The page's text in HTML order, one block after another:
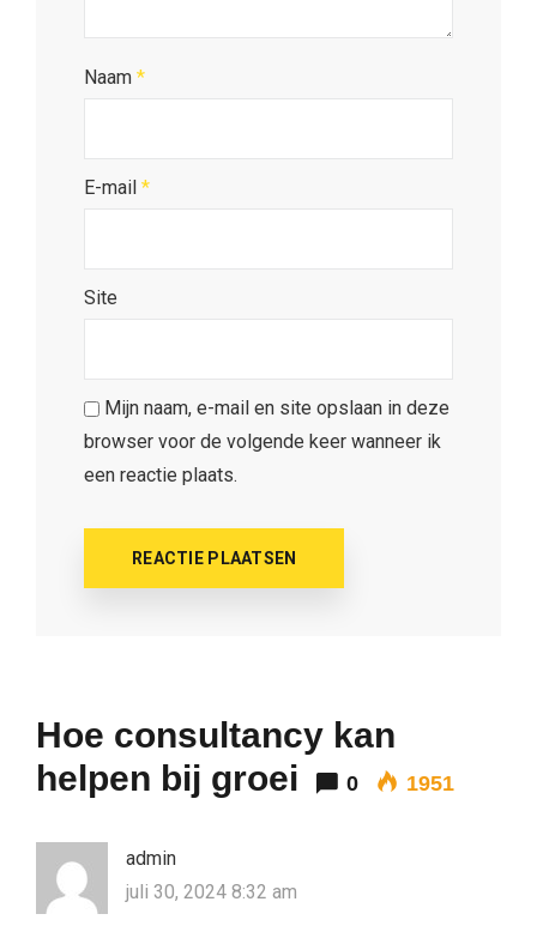
Naam *
E-mail *
Site
Mijn naam, e-mail en site opslaan in deze
browser voor de volgende keer wanneer ik
een reactie plaats.
Hoe consultancy kan
helpen bij groei
0 1951
admin
juli 30, 2024 8:32 am